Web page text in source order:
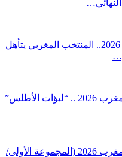
كأس إفريقيا للسيدات-المغرب 2026.. المنتخب المغربي يتأهل
كأس أمم إفريقيا للسيدات – المغرب 2026 .. “لبؤات الأطلس”
كأس أمم إفريقيا للسيدات – المغرب 2026 (المجموعة الأولى/